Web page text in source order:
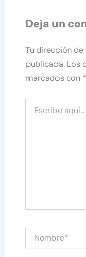
Deja un
Tu dirección
publicada. Los
marcados con *
aquí...
Nombre*